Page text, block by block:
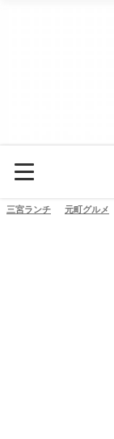
三宮ランチ 元町グルメ